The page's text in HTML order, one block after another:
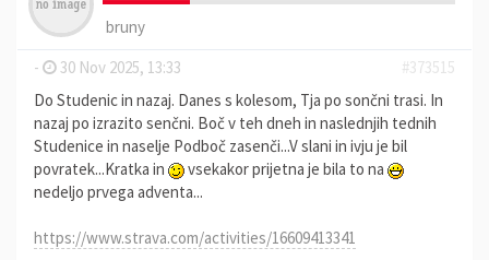
bruny
-
30 Nov 2025, 13:33
#373515
Do Studenic in nazaj. Danes s kolesom, Tja po sončni trasi. In
nazaj po izrazito senčni. Boč v teh dneh in naslednjih tednih
Studenice in naselje Podboč zasenči...V slani in ivju je bil
povratek...Kratka in
vsekakor prijetna je bila to na
nedeljo prvega adventa...
https://www.strava.com/activities/16609413341